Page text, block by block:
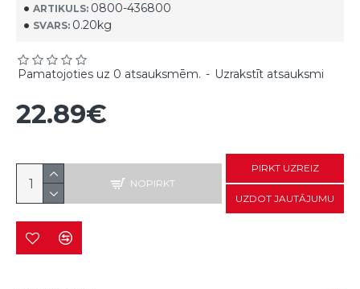
ARTIKULS: 0800-436800
SVARS: 0.20kg
Pamatojoties uz 0 atsauksmēm. - Uzrakstīt atsauksmi
22.89€
NOPIRKT
PIRKT UZREIZ
UZDOT JAUTĀJUMU